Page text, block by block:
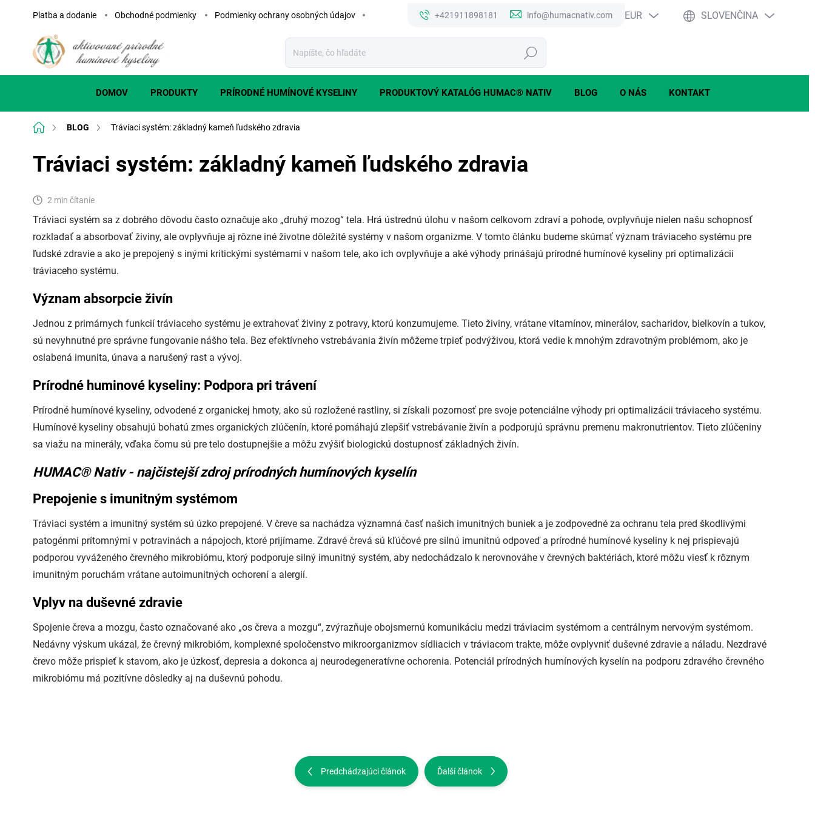
+421911898181 info@humacnativ.com
Platba a dodanie Obchodné podmienky Podmienky ochrany osobných údajov EUR SLOVENČINA
Hľadať
DOMOV PRODUKTY PRÍRODNÉ HUMÍNOVÉ KYSELINY PRODUKTOVÝ KATALÓG HUMAC® NATIV BLOG O NÁS KONTAKT
DomovBLOG Tráviaci systém: základný kameň ľudského zdravia
Tráviaci systém: základný kameň ľudského zdravia
2 min čítanie
Tráviaci systém sa z dobrého dôvodu často označuje ako „druhý mozog“ tela. Hrá ústrednú úlohu v našom celkovom zdraví a pohode, ovplyvňuje nielen našu schopnosť
rozkladať a absorbovať živiny, ale ovplyvňuje aj rôzne iné životne dôležité systémy v našom organizme. V tomto článku budeme skúmať význam tráviaceho systému pre
ľudské zdravie a ako je prepojený s inými kritickými systémami v našom tele, ako ich ovplyvňuje a aké výhody prinášajú prírodné humínové kyseliny pri optimalizácii
tráviaceho systému.
Význam absorpcie živín
Jednou z primárnych funkcií tráviaceho systému je extrahovať živiny z potravy, ktorú konzumujeme. Tieto živiny, vrátane vitamínov, minerálov, sacharidov, bielkovín a tukov,
sú nevyhnutné pre správne fungovanie nášho tela. Bez efektívneho vstrebávania živín môžeme trpieť podvýživou, ktorá vedie k mnohým zdravotným problémom, ako je
oslabená imunita, únava a narušený rast a vývoj.
Prírodné huminové kyseliny: Podpora pri trávení
Prírodné humínové kyseliny, odvodené z organickej hmoty, ako sú rozložené rastliny, si získali pozornosť pre svoje potenciálne výhody pri optimalizácii tráviaceho systému.
Humínové kyseliny obsahujú bohatú zmes organických zlúčenín, ktoré pomáhajú zlepšiť vstrebávanie živín a podporujú správnu premenu makronutrientov. Tieto zlúčeniny
sa viažu na minerály, vďaka čomu sú pre telo dostupnejšie a môžu zvýšiť biologickú dostupnosť základných živín.
HUMAC® Nativ - najčistejší zdroj prírodných humínových kyselín
Prepojenie s imunitným systémom
Tráviaci systém a imunitný systém sú úzko prepojené. V čreve sa nachádza významná časť našich imunitných buniek a je zodpovedné za ochranu tela pred škodlivými
patogénmi prítomnými v potravinách a nápojoch, ktoré prijímame. Zdravé črevá sú kľúčové pre silnú imunitnú odpoveď a prírodné humínové kyseliny k nej prispievajú
podporou vyváženého črevného mikrobiómu, ktorý podporuje silný imunitný systém, aby nedochádzalo k nerovnováhe v črevných baktériách, ktoré môžu viesť k rôznym
imunitným poruchám vrátane autoimunitných ochorení a alergií.
Vplyv na duševné zdravie
Spojenie čreva a mozgu, často označované ako „os čreva a mozgu“, zvýrazňuje obojsmernú komunikáciu medzi tráviacim systémom a centrálnym nervovým systémom.
Nedávny výskum ukázal, že črevný mikrobióm, komplexné spoločenstvo mikroorganizmov sídliacich v tráviacom trakte, môže ovplyvniť duševné zdravie a náladu. Nezdravé
črevo môže prispieť k stavom, ako je úzkosť, depresia a dokonca aj neurodegeneratívne ochorenia. Potenciál prírodných humínových kyselín na podporu zdravého črevného
mikrobiómu má pozitívne dôsledky aj na duševnú pohodu.
Predchádzajúci článok Ďalší článok